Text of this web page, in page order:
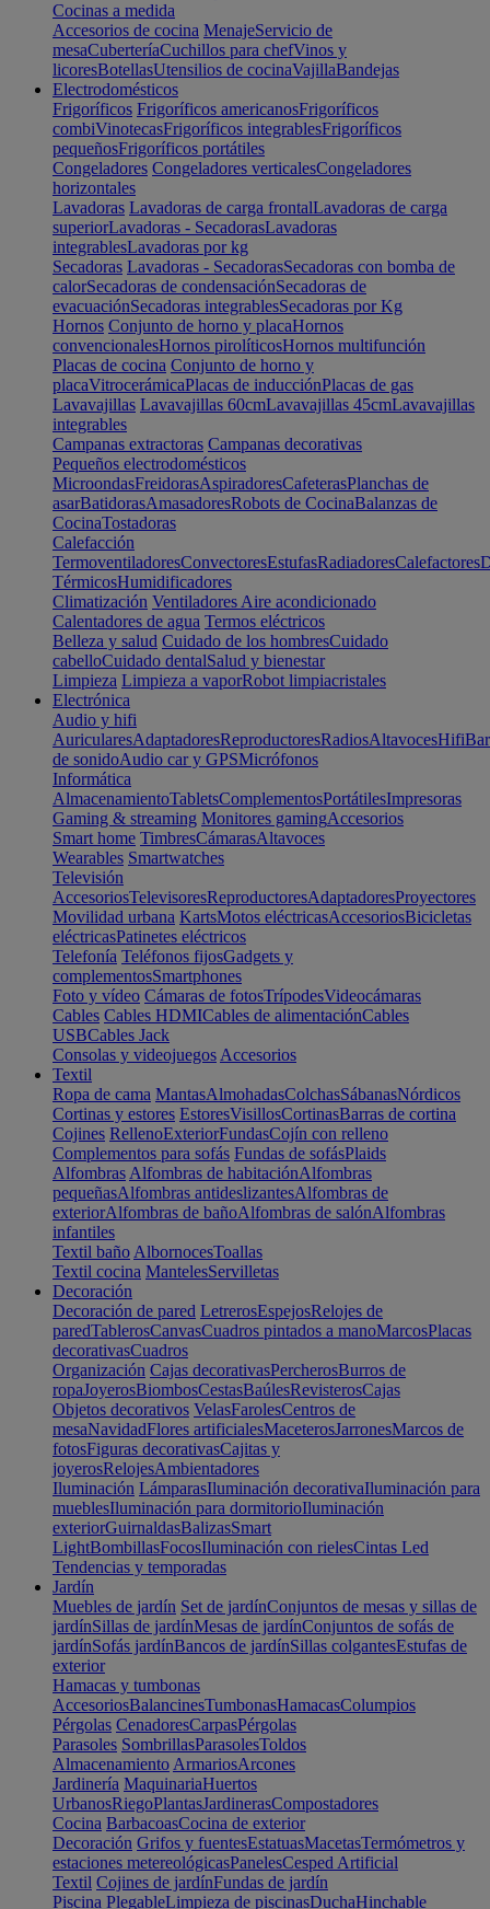
Cocinas a medida
Accesorios de cocina MenajeServicio de
mesaCuberteríaCuchillos para chefVinos y
licoresBotellasUtensilios de cocinaVajillaBandejas
Electrodomésticos
Frigoríficos Frigoríficos americanosFrigoríficos
combiVinotecasFrigoríficos integrablesFrigoríficos
pequeñosFrigoríficos portátiles
Congeladores Congeladores verticalesCongeladores
horizontales
Lavadoras Lavadoras de carga frontalLavadoras de carga
superiorLavadoras - SecadorasLavadoras
integrablesLavadoras por kg
Secadoras Lavadoras - SecadorasSecadoras con bomba de
calorSecadoras de condensaciónSecadoras de
evacuaciónSecadoras integrablesSecadoras por Kg
Hornos Conjunto de horno y placaHornos
convencionalesHornos pirolíticosHornos multifunción
Placas de cocina Conjunto de horno y
placaVitrocerámicaPlacas de inducciónPlacas de gas
Lavavajillas Lavavajillas 60cmLavavajillas 45cmLavavajillas
integrables
Campanas extractoras Campanas decorativas
Pequeños electrodomésticos
MicroondasFreidorasAspiradoresCafeterasPlanchas de
asarBatidorasAmasadoresRobots de CocinaBalanzas de
CocinaTostadoras
Calefacción
TermoventiladoresConvectoresEstufasRadiadoresCalefactores
TérmicosHumidificadores
Climatización Ventiladores Aire acondicionado
Calentadores de agua Termos eléctricos
Belleza y salud Cuidado de los hombresCuidado
cabelloCuidado dentalSalud y bienestar
Limpieza Limpieza a vaporRobot limpiacristales
Electrónica
Audio y hifi
AuricularesAdaptadoresReproductoresRadiosAltavocesHifi
de sonidoAudio car y GPSMicrófonos
Informática
AlmacenamientoTabletsComplementosPortátilesImpresoras
Gaming & streaming Monitores gamingAccesorios
Smart home TimbresCámarasAltavoces
Wearables Smartwatches
Televisión
AccesoriosTelevisoresReproductoresAdaptadoresProyectores
Movilidad urbana KartsMotos eléctricasAccesoriosBicicletas
eléctricasPatinetes eléctricos
Telefonía Teléfonos fijosGadgets y
complementosSmartphones
Foto y vídeo Cámaras de fotosTrípodesVideocámaras
Cables Cables HDMICables de alimentaciónCables
USBCables Jack
Consolas y videojuegos Accesorios
Textil
Ropa de cama MantasAlmohadasColchasSábanasNórdicos
Cortinas y estores EstoresVisillosCortinasBarras de cortina
Cojines RellenoExteriorFundasCojín con relleno
Complementos para sofás Fundas de sofásPlaids
Alfombras Alfombras de habitaciónAlfombras
pequeñasAlfombras antideslizantesAlfombras de
exteriorAlfombras de bañoAlfombras de salónAlfombras
infantiles
Textil baño AlbornocesToallas
Textil cocina MantelesServilletas
Decoración
Decoración de pared LetrerosEspejosRelojes de
paredTablerosCanvasCuadros pintados a manoMarcosPlacas
decorativasCuadros
Organización Cajas decorativasPercherosBurros de
ropaJoyerosBiombosCestasBaúlesRevisterosCajas
Objetos decorativos VelasFarolesCentros de
mesaNavidadFlores artificialesMaceterosJarronesMarcos de
fotosFiguras decorativasCajitas y
joyerosRelojesAmbientadores
Iluminación LámparasIluminación decorativaIluminación para
mueblesIluminación para dormitorioIluminación
exteriorGuirnaldasBalizasSmart
LightBombillasFocosIluminación con rielesCintas Led
Tendencias y temporadas
Jardín
Muebles de jardín Set de jardínConjuntos de mesas y sillas de
jardínSillas de jardínMesas de jardínConjuntos de sofás de
jardínSofás jardínBancos de jardínSillas colgantesEstufas de
exterior
Hamacas y tumbonas
AccesoriosBalancinesTumbonasHamacasColumpios
Pérgolas CenadoresCarpasPérgolas
Parasoles SombrillasParasolesToldos
Almacenamiento ArmariosArcones
Jardinería MaquinariaHuertos
UrbanosRiegoPlantasJardinerasCompostadores
Cocina BarbacoasCocina de exterior
Decoración Grifos y fuentesEstatuasMacetasTermómetros y
estaciones metereológicasPanelesCesped Artificial
Textil Cojines de jardínFundas de jardín
Piscina PlegableLimpieza de piscinasDuchaHinchable